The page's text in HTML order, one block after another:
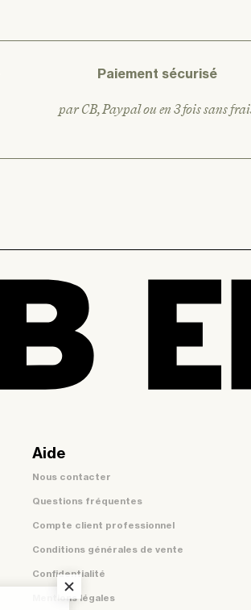
Paiement sécurisé
par CB, Paypal ou en 3 fois sans
Aide
Nous contacter
Questions fréquentes
Compte client professionnel
Conditions générales de vente
Confidentialité
Mentions légales